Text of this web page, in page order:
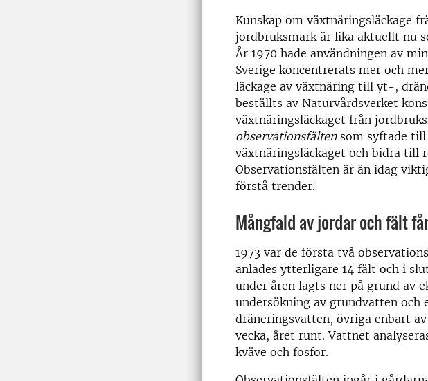
Kunskap om växtnäringsläckage
jordbruksmark är lika aktuellt nu
År 1970 hade användningen av
Sverige koncentrerats mer och
läckage av växtnäring till yt-,
beställts av Naturvårdsverket
växtnäringsläckaget från
observationsfältensom syftade till
växtnäringsläckaget och bidra till
Observationsfälten är än idag
förstå trender.
Mångfald av jordar och fält
1973 var de första två
anlades ytterligare 14 fält och i
under åren lagts ner på grund av
undersökning av grundvatten
dräneringsvatten, övriga enbart
vecka, året runt. Vattnet
kväve och fosfor.